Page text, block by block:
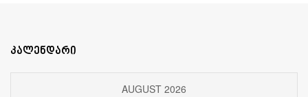
კალენდარი
AUGUST 2026